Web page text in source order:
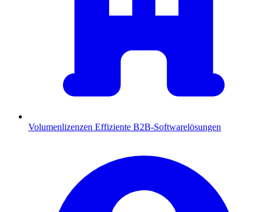
Volumenlizenzen Effiziente B2B-Softwarelösungen